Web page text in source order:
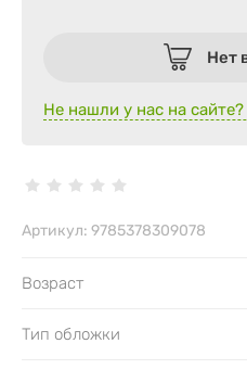
Нет
Не нашли у нас на
Артикул: 9785378309078
Возраст
Тип обложки